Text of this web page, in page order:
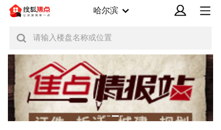
哈尔滨
请输入楼盘名称或位置